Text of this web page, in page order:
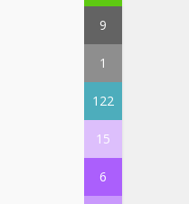
9
1
122
15
6